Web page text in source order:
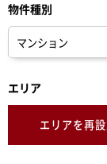
物件種別
エリア
エリアを再